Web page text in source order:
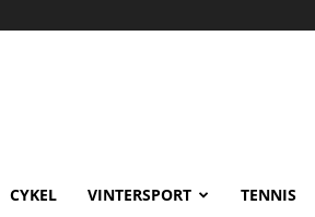
CYKEL VINTERSPORT TENNIS